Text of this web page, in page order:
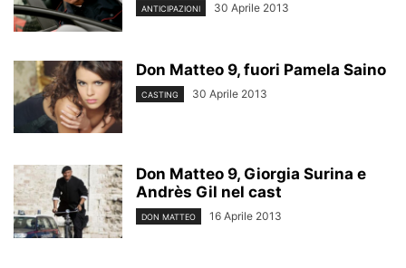
ANTICIPAZIONI 30 Aprile 2013
Don Matteo 9, fuori Pamela Saino
CASTING 30 Aprile 2013
Don Matteo 9, Giorgia Surina e
Andrès Gil nel cast
DON MATTEO 16 Aprile 2013